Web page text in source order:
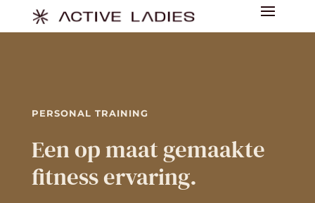
PERSONAL TRAINING
Een op maat gemaakte
fitness ervaring.